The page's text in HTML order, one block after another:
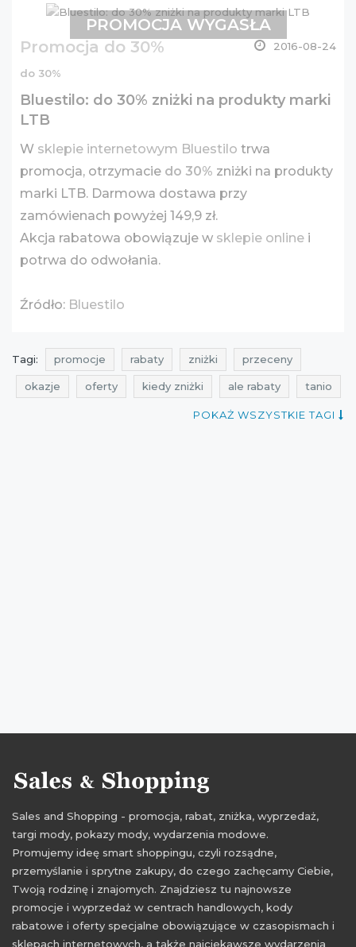
Promocja do 30% 2016-08-24
do 30%
Bluestilo: do 30% zniżki na produkty marki
LTB
W sklepie internetowym Bluestilo trwa
promocja, otrzymacie do 30% zniżki na produkty
marki LTB. Darmowa dostawa przy
zamówienach powyżej 149,9 zł.
Akcja rabatowa obowiązuje w sklepie online i
potrwa do odwołania.
Źródło: Bluestilo
PROMOCJA WYGASŁA
Tagi: promocje rabaty zniżki przeceny
okazje oferty kiedy zniżki ale rabaty tanio
rabaty sierpień zniżki sierpień
POKAŻ WSZYSTKIE TAGI
Sales and Shopping - promocja, rabat, zniżka, wyprzedaż,
targi mody, pokazy mody, wydarzenia modowe.
Promujemy ideę smart shoppingu, czyli rozsądne,
przemyślanie i sprytne zakupy, do czego zachęcamy Ciebie,
Twoją rodzinę i znajomych. Znajdziesz tu najnowsze
promocje i wyprzedaż w centrach handlowych, kody
rabatowe i oferty specjalne obowiązujące w czasopismach i
sklepach internetowych, a także najciekawsze wydarzenia